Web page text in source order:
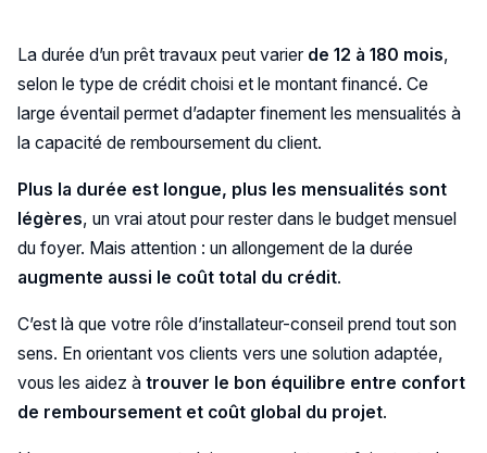
La durée d’un prêt travaux peut varier de 12 à 180 mois,
selon le type de crédit choisi et le montant financé. Ce
large éventail permet d’adapter finement les mensualités à
la capacité de remboursement du client.
Plus la durée est longue, plus les mensualités sont
légères, un vrai atout pour rester dans le budget mensuel
du foyer. Mais attention : un allongement de la durée
augmente aussi le coût total du crédit.
C’est là que votre rôle d’installateur-conseil prend tout son
sens. En orientant vos clients vers une solution adaptée,
vous les aidez à trouver le bon équilibre entre confort
de remboursement et coût global du projet.